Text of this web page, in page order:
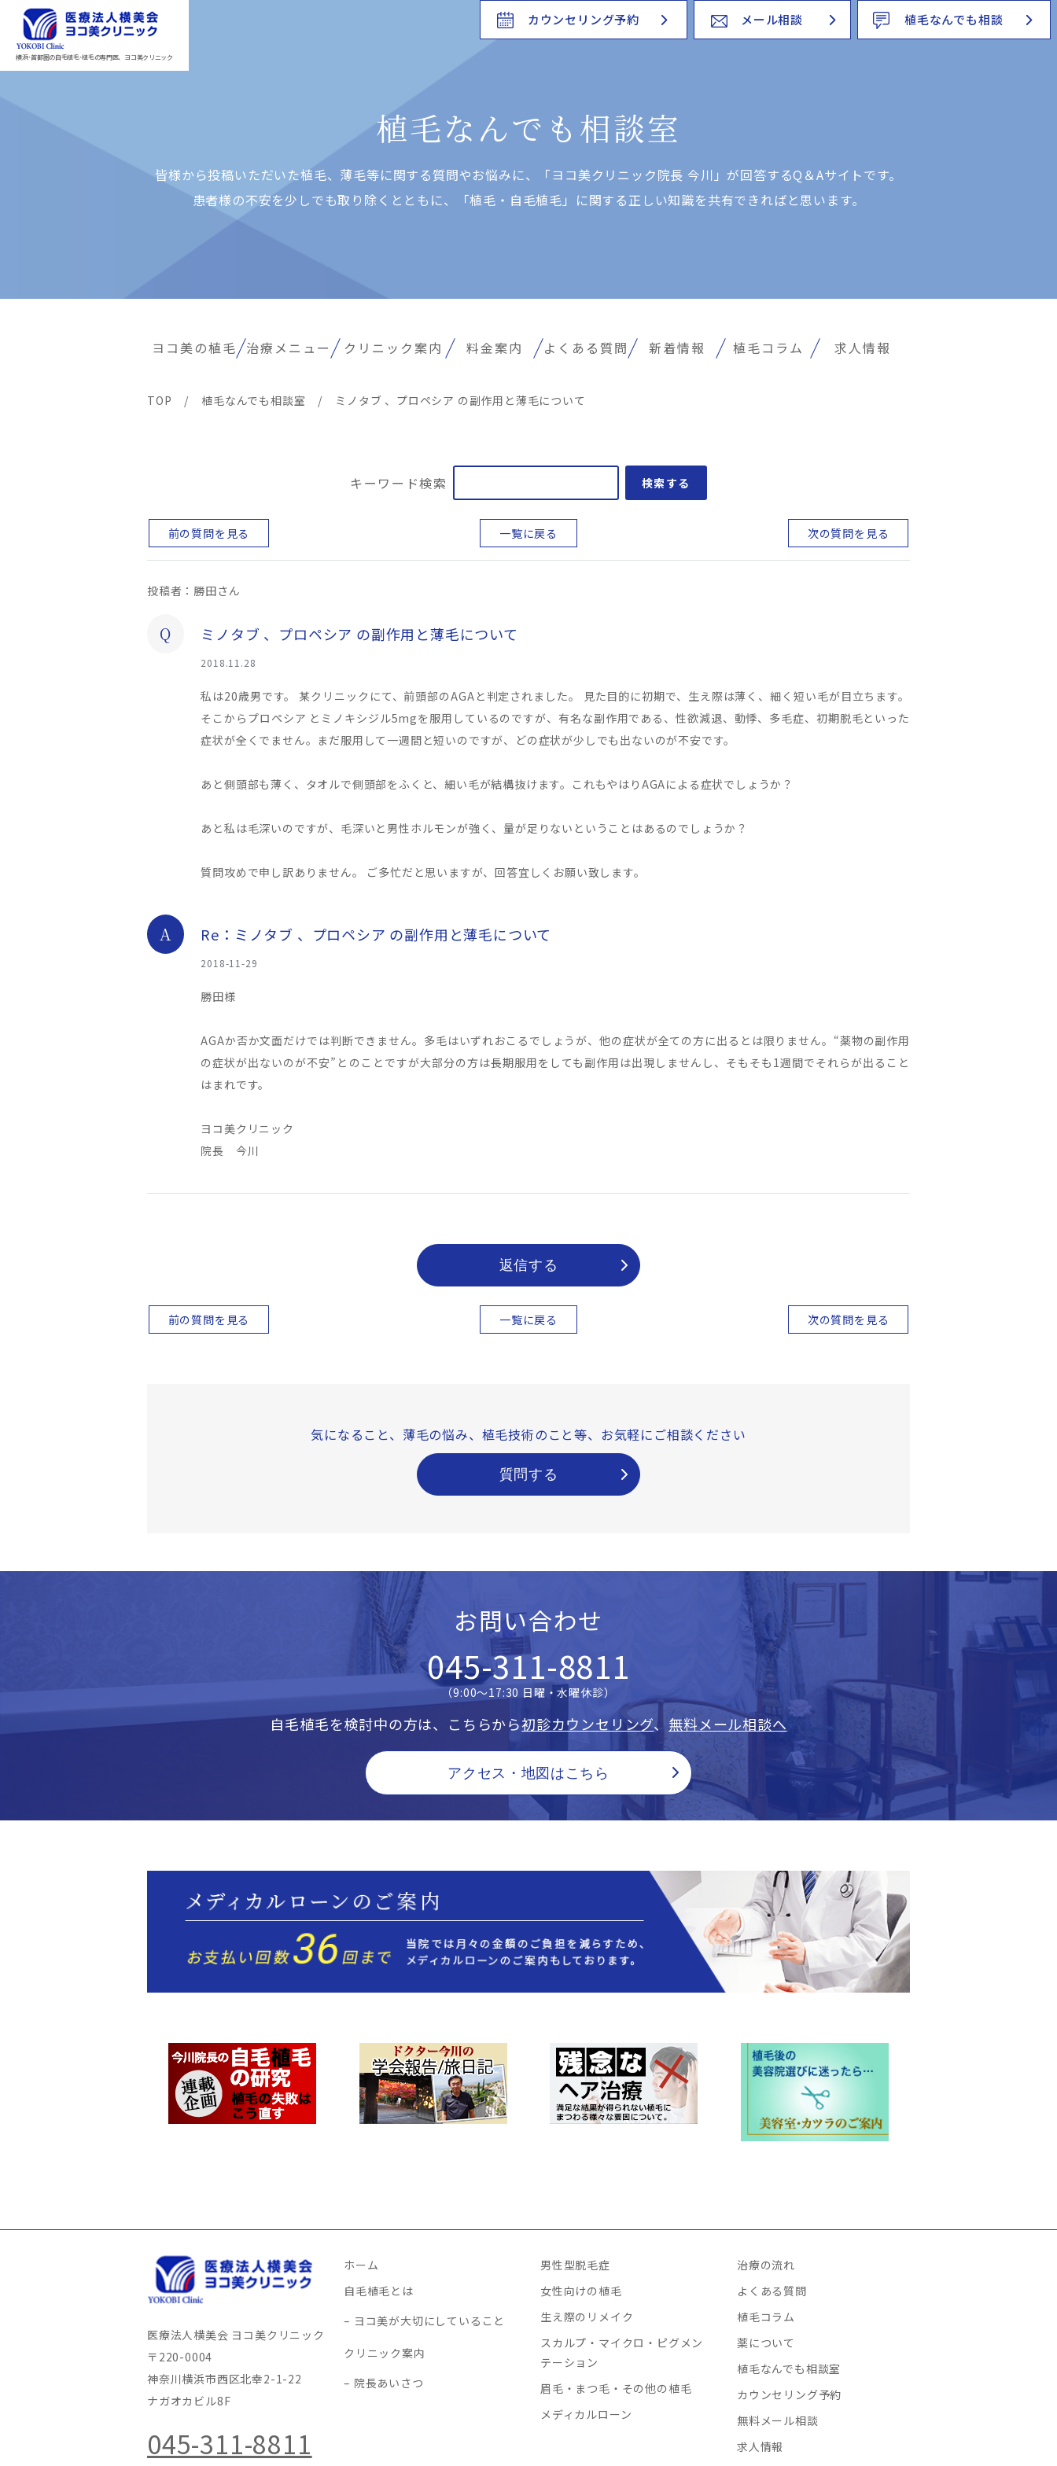
横浜･首都圏の自毛植毛･植毛の専門医、ヨコ美クリニック
カウンセリング予約 メール相談 植毛なんでも相談
植毛なんでも相談室
皆様から投稿いただいた植⽑、薄⽑等に関する質問やお悩みに、「ヨコ美クリニック院⻑ 今川」が回答するQ＆Aサイトです。
患者様の不安を少しでも取り除くとともに、「植⽑・⾃⽑植⽑」に関する正しい知識を共有できればと思います。
ヨコ美の植毛 治療メニュー クリニック案内 料金案内 よくある質問 新着情報 植毛コラム 求人情報
TOP / 植毛なんでも相談室 / ミノタブ 、プロペシア の副作用と薄毛について
キーワード検索 検索する
前の質問を見る 一覧に戻る 次の質問を見る
投稿者：勝田さん
Q ミノタブ 、プロペシア の副作用と薄毛について
2018.11.28
私は20歳男です。 某クリニックにて、前頭部のAGAと判定されました。 見た目的に初期で、生え際は薄く、細く短い毛が目立ちます。
そこからプロペシア とミノキシジル5mgを服用しているのですが、有名な副作用である、性欲減退、動悸、多毛症、初期脱毛といった
症状が全くでません。まだ服用して一週間と短いのですが、どの症状が少しでも出ないのが不安です。
あと側頭部も薄く、タオルで側頭部をふくと、細い毛が結構抜けます。これもやはりAGAによる症状でしょうか？
あと私は毛深いのですが、毛深いと男性ホルモンが強く、量が足りないということはあるのでしょうか？
質問攻めで申し訳ありません。 ご多忙だと思いますが、回答宜しくお願い致します。
A Re：ミノタブ 、プロペシア の副作用と薄毛について
2018-11-29
勝田様
AGAか否か文面だけでは判断できません。多毛はいずれおこるでしょうが、他の症状が全ての方に出るとは限りません。“薬物の副作用
の症状が出ないのが不安”とのことですが大部分の方は長期服用をしても副作用は出現しませんし、そもそも1週間でそれらが出ること
はまれです。
ヨコ美クリニック
院長 今川
返信する
前の質問を見る 一覧に戻る 次の質問を見る
気になること、薄毛の悩み、 植毛技術のこと等、 お気軽にご相談ください
質問する
お問い合わせ
045-311-8811
（9:00〜17:30 日曜・水曜休診）
自毛植毛を検討中の方は、こちらから初診カウンセリング、 無料メール相談へ
アクセス・地図はこちら
医療法人横美会 ヨコ美クリニック
〒220-0004
神奈川横浜市西区北幸2-1-22
ナガオカビル8F
045-311-8811
ホーム
自毛植毛とは
ヨコ美が大切にしていること
クリニック案内
院長あいさつ
男性型脱毛症
女性向けの植毛
生え際のリメイク
スカルプ・マイクロ・ピグメン
テーション
眉毛・まつ毛・その他の植毛
メディカルローン
治療の流れ
よくある質問
植毛コラム
薬について
植毛なんでも相談室
カウンセリング予約
無料メール相談
求人情報